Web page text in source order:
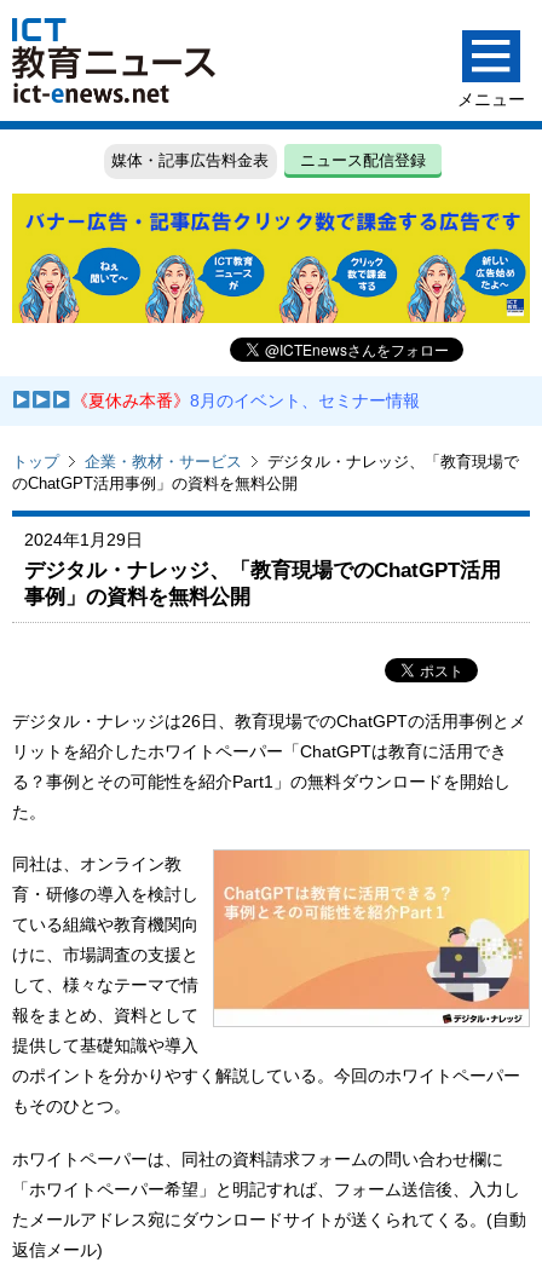
媒体・記事広告料金表 ニュース配信登録
《夏休み本番》8月のイベント、セミナー情報
トップ 企業・教材・サービス
デジタル・ナレッジ、「教育現場で
のChatGPT活用事例」の資料を無料公開
2024年1月29日
デジタル・ナレッジ、「教育現場でのChatGPT活用
事例」の資料を無料公開
デジタル・ナレッジは26日、教育現場でのChatGPTの活用事例とメ
リットを紹介したホワイトペーパー「ChatGPTは教育に活用でき
る？事例とその可能性を紹介Part1」の無料ダウンロードを開始し
た。
同社は、オンライン教
育・研修の導入を検討し
ている組織や教育機関向
けに、市場調査の支援と
して、様々なテーマで情
報をまとめ、資料として
提供して基礎知識や導入
のポイントを分かりやすく解説している。今回のホワイトペーパー
もそのひとつ。
ホワイトペーパーは、同社の資料請求フォームの問い合わせ欄に
「ホワイトペーパー希望」と明記すれば、フォーム送信後、入力し
たメールアドレス宛にダウンロードサイトが送くられてくる。(自動
返信メール)